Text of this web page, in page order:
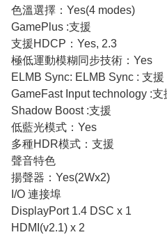
色溫選擇：Yes(4 modes)
GamePlus :支援
支援HDCP：Yes, 2.3
極低運動模糊同步技術：Yes
ELMB Sync: ELMB Sync : 支援
GameFast Input technology :支
Shadow Boost :支援
低藍光模式：Yes
多種HDR模式：支援
聲音特色
揚聲器：Yes(2Wx2)
I/O 連接埠
DisplayPort 1.4 DSC x 1
HDMI(v2.1) x 2